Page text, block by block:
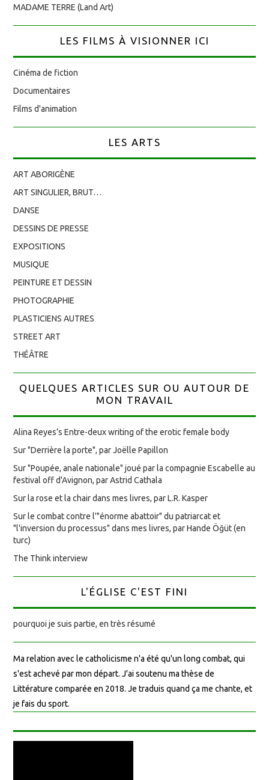
MADAME TERRE (Land Art)
LES FILMS À VISIONNER ICI
Cinéma de fiction
Documentaires
Films d'animation
LES ARTS
ART ABORIGÈNE
ART SINGULIER, BRUT…
DANSE
DESSINS DE PRESSE
EXPOSITIONS
MUSIQUE
PEINTURE ET DESSIN
PHOTOGRAPHIE
PLASTICIENS AUTRES
STREET ART
THÉÂTRE
QUELQUES ARTICLES SUR OU AUTOUR DE
MON TRAVAIL
Alina Reyes’s Entre-deux writing of the erotic female body
Sur "Derrière la porte", par Joëlle Papillon
Sur "Poupée, anale nationale" joué par la compagnie Escabelle au
festival off d'Avignon, par Astrid Cathala
Sur la rose et la chair dans mes livres, par L.R. Kasper
Sur le combat contre l'"énorme abattoir" du patriarcat et
"l'inversion du processus" dans mes livres, par Hande Öğüt (en
turc)
The Think interview
L'ÉGLISE C'EST FINI
pourquoi je suis partie, en très résumé
Ma relation avec le catholicisme n'a été qu'un long combat, qui
s'est achevé par mon départ. J'ai soutenu ma thèse de
Littérature comparée en 2018. Je traduis quand ça me chante, et
je fais du sport.